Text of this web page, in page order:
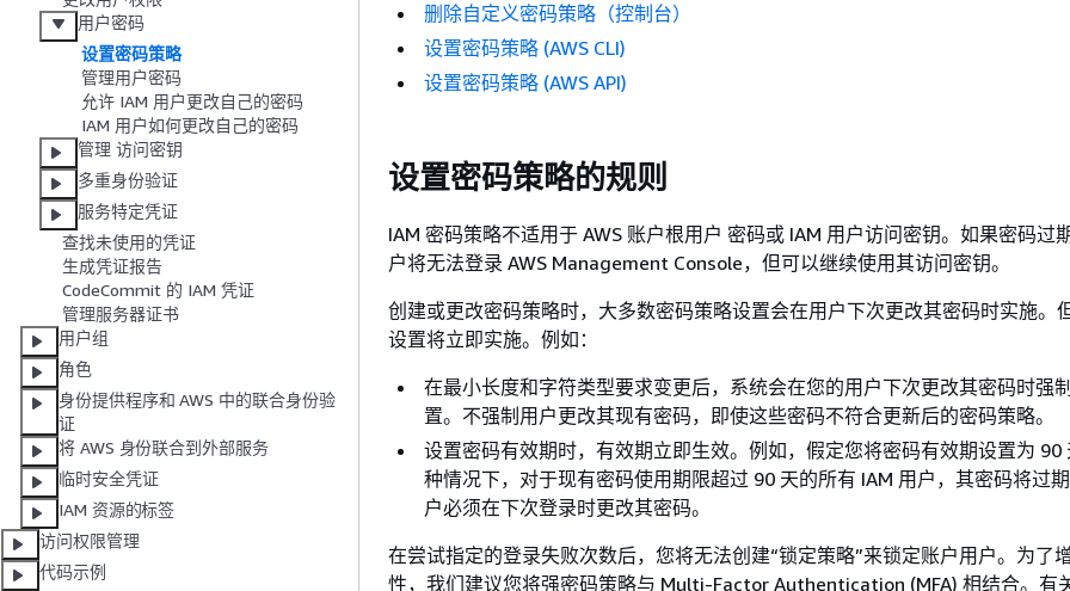
用户密码
设置密码策略
管理用户密码
允许 IAM 用户更改自己的密码
IAM 用户如何更改自己的密码
管理 访问密钥
多重身份验证
服务特定凭证
查找未使用的凭证
生成凭证报告
CodeCommit 的 IAM 凭证
管理服务器证书
用户组
角色
身份提供程序和 AWS 中的联合身份验
证
将 AWS 身份联合到外部服务
临时安全凭证
IAM 资源的标签
访问权限管理
代码示例
删除自定义密码策略（控制台）
设置密码策略 (AWS CLI)
设置密码策略 (AWS API)
设置密码策略的规则
IAM 密码策略不适用于 AWS 账户根用户 密码或 IAM 用户访问密钥。如果密码过
户将无法登录 AWS Management Console，但可以继续使用其访问密钥。
创建或更改密码策略时，大多数密码策略设置会在用户下次更改其密码时实施。
设置将立即实施。例如：
在最小长度和字符类型要求变更后，系统会在您的用户下次更改其密码时强
置。不强制用户更改其现有密码，即使这些密码不符合更新后的密码策略。
设置密码有效期时，有效期立即生效。例如，假定您将密码有效期设置为 90
种情况下，对于现有密码使用期限超过 90 天的所有 IAM 用户，其密码将过
户必须在下次登录时更改其密码。
在尝试指定的登录失败次数后，您将无法创建“锁定策略”来锁定账户用户。为了
性，我们建议您将强密码策略与 Multi-Factor Authentication (MFA) 相结合。有